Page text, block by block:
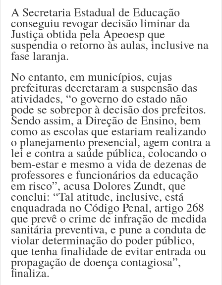
A Secretaria Estadual de Educação
conseguiu revogar decisão liminar da
Justiça obtida pela Apeoesp que
suspendia o retorno às aulas, inclusive na
fase laranja.
No entanto, em municípios, cujas
prefeituras decretaram a suspensão das
atividades, “o governo do estado não
pode se sobrepor à decisão dos prefeitos.
Sendo assim, a Direção de Ensino, bem
como as escolas que estariam realizando
o planejamento presencial, agem contra a
lei e contra a saúde pública, colocando o
bem-estar e mesmo a vida de dezenas de
professores e funcionários da educação
em risco”, acusa Dolores Zundt, que
conclui: “Tal atitude, inclusive, está
enquadrada no Código Penal, artigo 268
que prevê o crime de infração de medida
sanitária preventiva, e pune a conduta de
violar determinação do poder público,
que tenha finalidade de evitar entrada ou
propagação de doença contagiosa”,
finaliza.